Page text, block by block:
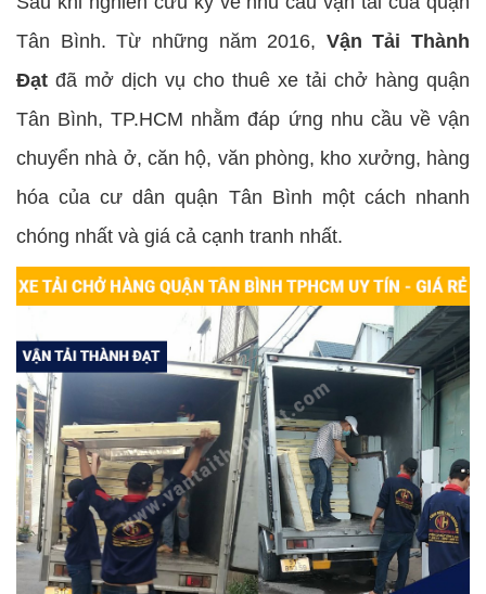
Tân Bình. Từ những năm 2016, Vận Tải Thành
Đạt đã mở dịch vụ cho thuê xe tải chở hàng quận
Tân Bình, TP.HCM nhằm đáp ứng nhu cầu về vận
chuyển nhà ở, căn hộ, văn phòng, kho xưởng, hàng
hóa của cư dân quận Tân Bình một cách nhanh
chóng nhất và giá cả cạnh tranh nhất.